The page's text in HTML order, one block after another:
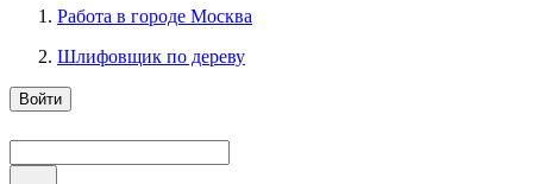
Работа в городе Москва
Шлифовщик по дереву
Войти